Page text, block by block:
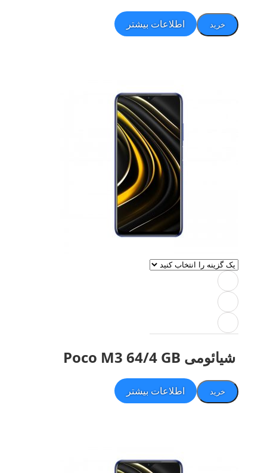
خرید اطلاعات بیشتر
شیائومی Poco M3 64/4 GB
خرید اطلاعات بیشتر